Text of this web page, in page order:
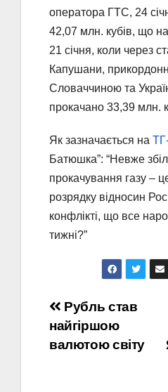
оператора ГТС, 24
42,07 млн. кубів, що
21 січня, коли через
Капушани,
Словаччиною та
прокачано 33,39 млн.
Як зазначається на
Батюшка”: “Невже
прокачування газу –
розрядку відносин
конфлікті, що все
тижні?”
Навігація
записів
Рубль став
найгіршою
валютою світу